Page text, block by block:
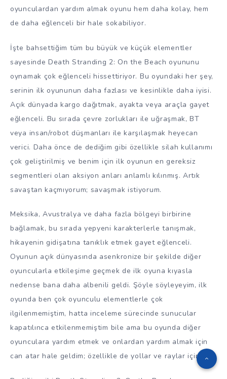
oyunculardan yardım almak oyunu hem daha kolay, hem
de daha eğlenceli bir hale sokabiliyor.
İşte bahsettiğim tüm bu büyük ve küçük elementler
sayesinde Death Stranding 2: On the Beach oyununu
oynamak çok eğlenceli hissettiriyor. Bu oyundaki her şey,
serinin ilk oyununun daha fazlası ve kesinlikle daha iyisi.
Açık dünyada kargo dağıtmak, ayakta veya araçla gayet
eğlenceli. Bu sırada çevre zorlukları ile uğraşmak, BT
veya insan/robot düşmanları ile karşılaşmak heyecan
verici. Daha önce de dediğim gibi özellikle silah kullanımı
çok geliştirilmiş ve benim için ilk oyunun en gereksiz
segmentleri olan aksiyon anları anlamlı kılınmış. Artık
savaştan kaçmıyorum; savaşmak istiyorum.
Meksika, Avustralya ve daha fazla bölgeyi birbirine
bağlamak, bu sırada yepyeni karakterlerle tanışmak,
hikayenin gidişatına tanıklık etmek gayet eğlenceli.
Oyunun açık dünyasında asenkronize bir şekilde diğer
oyuncularla etkileşime geçmek de ilk oyuna kıyasla
nedense bana daha albenili geldi. Şöyle söyleyeyim, ilk
oyunda ben çok oyunculu elementlerle çok
ilgilenmemiştim, hatta inceleme sürecinde sunucular
kapatılınca etkilenmemiştim bile ama bu oyunda diğer
oyunculara yardım etmek ve onlardan yardım almak için
can atar hale geldim; özellikle de yollar ve raylar için.